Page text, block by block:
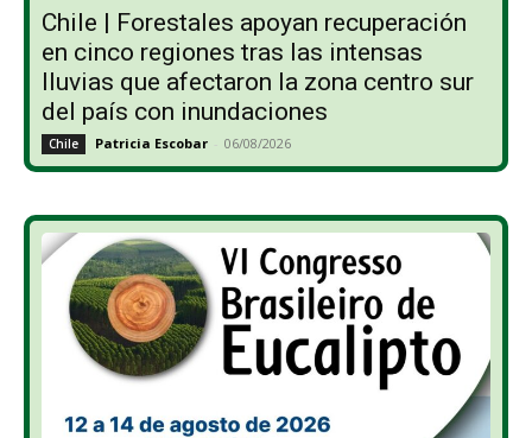
Chile | Forestales apoyan recuperación
en cinco regiones tras las intensas
lluvias que afectaron la zona centro sur
del país con inundaciones
Chile Patricia Escobar - 06/08/2026